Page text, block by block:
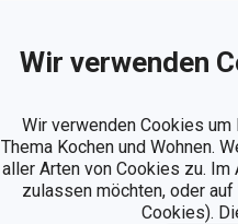
Wir verwenden
Wir verwenden Cookies
Thema Kochen und Wohnen.
aller Arten von Cookies zu.
zulassen möchten, oder
Cookies).